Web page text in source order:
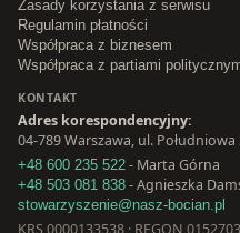
Zasady korzystania z serwisu
Regulamin płatności
Współpraca z biznesem
Współpraca z partiami
KONTAKT
Adres korespondencyjny:
04-789 Warszawa, ul.
+48 600 235 522 - Marta Górna
+48 503 081 838 - Agnieszka
stowarzyszenie@nasz-bocian.pl
KRS0000133538 · REGON